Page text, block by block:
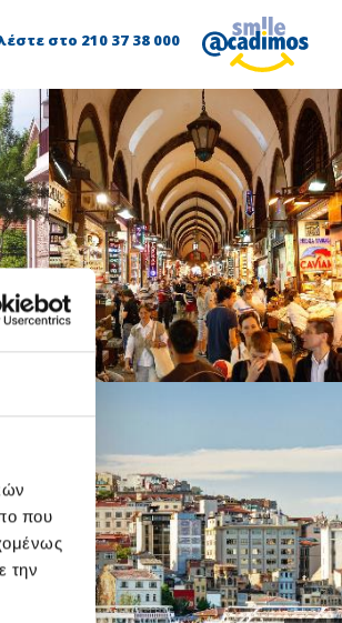
που
την
στο 210 37 38 000